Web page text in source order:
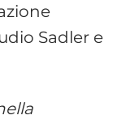
Sadler e